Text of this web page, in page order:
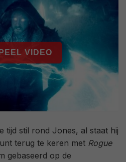
tijd stil rond Jones, al staat hij
terug te keren met Rogue
gebaseerd op de